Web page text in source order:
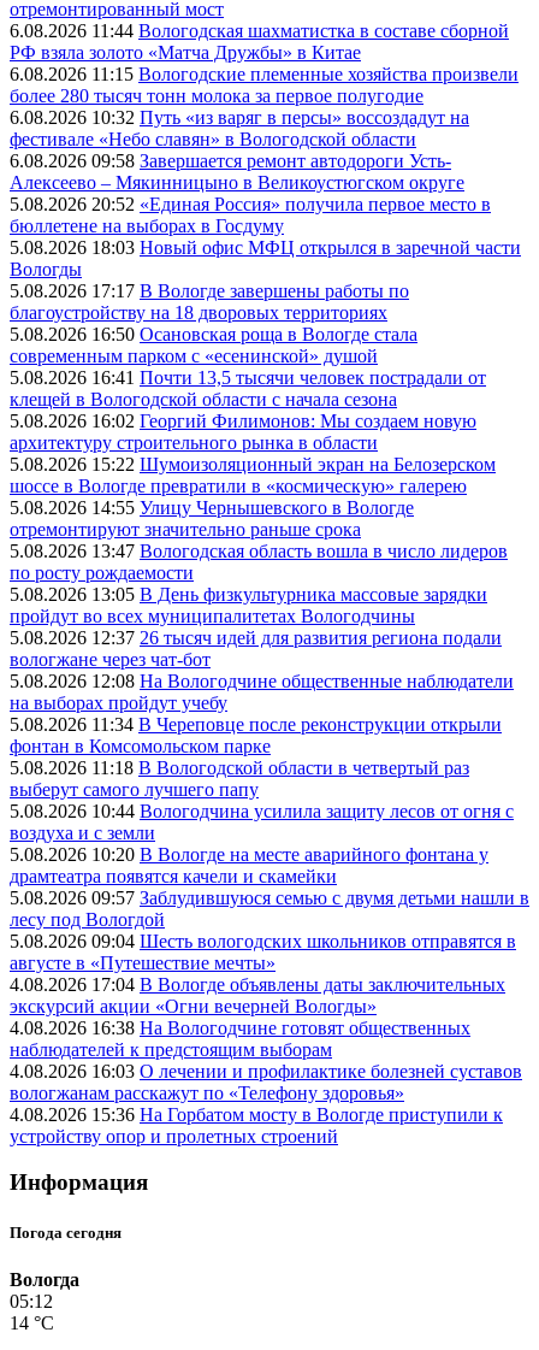
отремонтированный мост
6.08.2026 11:44 Вологодская шахматистка в составе сборной
РФ взяла золото «Матча Дружбы» в Китае
6.08.2026 11:15 Вологодские племенные хозяйства произвели
более 280 тысяч тонн молока за первое полугодие
6.08.2026 10:32 Путь «из варяг в персы» воссоздадут на
фестивале «Небо славян» в Вологодской области
6.08.2026 09:58 Завершается ремонт автодороги Усть-
Алексеево – Мякинницыно в Великоустюгском округе
5.08.2026 20:52 «Единая Россия» получила первое место в
бюллетене на выборах в Госдуму
5.08.2026 18:03 Новый офис МФЦ открылся в заречной части
Вологды
5.08.2026 17:17 В Вологде завершены работы по
благоустройству на 18 дворовых территориях
5.08.2026 16:50 Осановская роща в Вологде стала
современным парком с «есенинской» душой
5.08.2026 16:41 Почти 13,5 тысячи человек пострадали от
клещей в Вологодской области с начала сезона
5.08.2026 16:02 Георгий Филимонов: Мы создаем новую
архитектуру строительного рынка в области
5.08.2026 15:22 Шумоизоляционный экран на Белозерском
шоссе в Вологде превратили в «космическую» галерею
5.08.2026 14:55 Улицу Чернышевского в Вологде
отремонтируют значительно раньше срока
5.08.2026 13:47 Вологодская область вошла в число лидеров
по росту рождаемости
5.08.2026 13:05 В День физкультурника массовые зарядки
пройдут во всех муниципалитетах Вологодчины
5.08.2026 12:37 26 тысяч идей для развития региона подали
вологжане через чат-бот
5.08.2026 12:08 На Вологодчине общественные наблюдатели
на выборах пройдут учебу
5.08.2026 11:34 В Череповце после реконструкции открыли
фонтан в Комсомольском парке
5.08.2026 11:18 В Вологодской области в четвертый раз
выберут самого лучшего папу
5.08.2026 10:44 Вологодчина усилила защиту лесов от огня с
воздуха и с земли
5.08.2026 10:20 В Вологде на месте аварийного фонтана у
драмтеатра появятся качели и скамейки
5.08.2026 09:57 Заблудившуюся семью с двумя детьми нашли в
лесу под Вологдой
5.08.2026 09:04 Шесть вологодских школьников отправятся в
августе в «Путешествие мечты»
4.08.2026 17:04 В Вологде объявлены даты заключительных
экскурсий акции «Огни вечерней Вологды»
4.08.2026 16:38 На Вологодчине готовят общественных
наблюдателей к предстоящим выборам
4.08.2026 16:03 О лечении и профилактике болезней суставов
вологжанам расскажут по «Телефону здоровья»
4.08.2026 15:36 На Горбатом мосту в Вологде приступили к
устройству опор и пролетных строений
Информация
Погода сегодня
Вологда
05:12
14 °C